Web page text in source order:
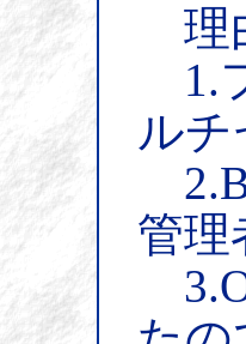
理
1.
ル
管理